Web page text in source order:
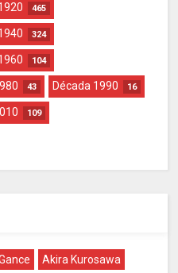
465
324
104
43 Década 1990 16
109
Akira Kurosawa